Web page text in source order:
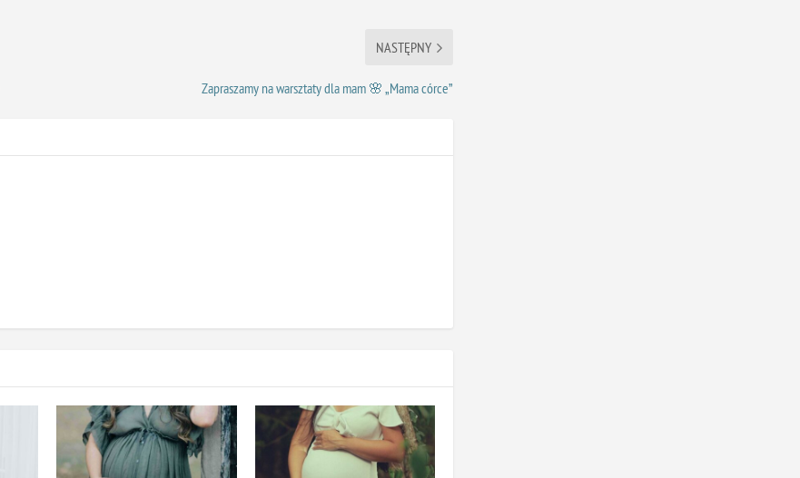
NASTĘPNY
Zapraszamy na warsztaty dla mam 🌸 „Mama córce”